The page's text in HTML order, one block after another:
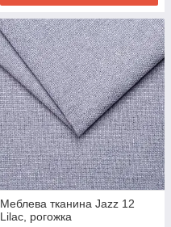
Меблева тканина Jazz 12
Lilac, рогожка